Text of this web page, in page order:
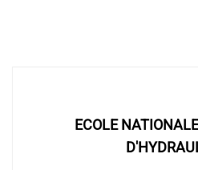
ECOLE